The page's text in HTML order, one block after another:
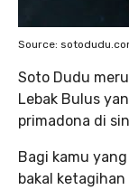
Source:
Soto Dudu
Lebak Bulus
primadona di
Bagi kamu
bakal ketagihan